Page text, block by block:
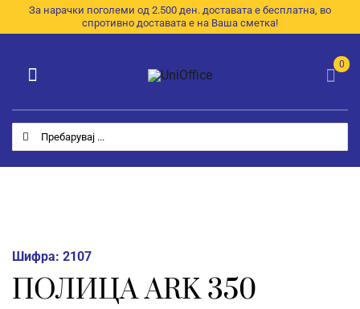
to
За нарачки поголеми од 2.500 ден. доставата е бесплатна, во
спротивно доставата е на Ваша сметка!
Search
for:
0
Toggle
Navigation
Категории
Почетна
E-Каталог
Шифра: 2107
ПОЛИЦА ARK 350